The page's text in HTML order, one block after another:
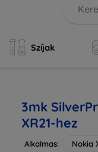
Szíjak
3mk
XR21-hez
Alkalmas: Nokia